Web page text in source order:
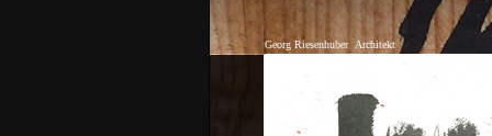
Georg Riesenhuber Architekt